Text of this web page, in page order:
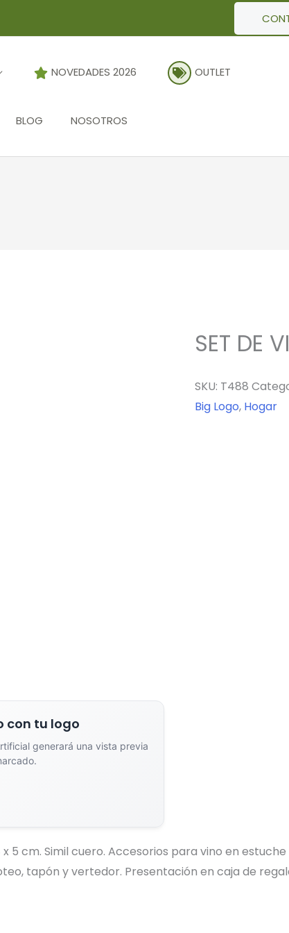
NOVEDADES 2026 OUTLET
BLOG NOSOTROS
con tu logo
generará una vista previa
Arrastra y suelta tu logotipo aquí
SET DE
SKU: T488
Big Logo, Hogar
x 5 cm. Simil cuero. Accesorios para vino en
tapón y vertedor. Presentación en caja de